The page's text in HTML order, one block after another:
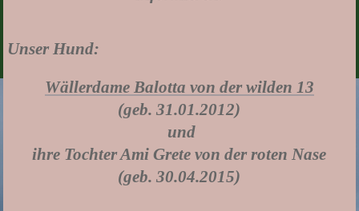
Unser Hund:
Wällerdame Balotta von der wilden 13
(geb. 31.01.2012)
und
ihre Tochter Ami Grete von der roten Nase
(geb. 30.04.2015)